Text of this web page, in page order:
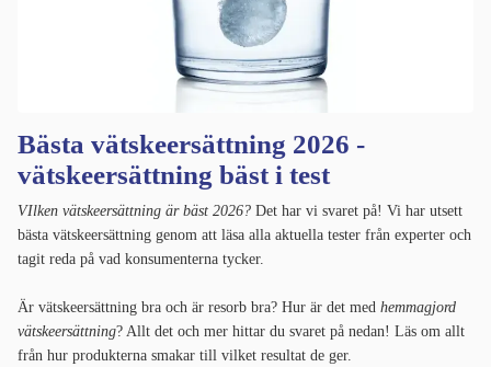
Bästa vätskeersättning 2026 -
vätskeersättning bäst i test
VIlken vätskeersättning är bäst 2026? Det har vi svaret på! Vi har utsett
bästa vätskeersättning genom att läsa alla aktuella tester från experter och
tagit reda på vad konsumenterna tycker.
Är vätskeersättning bra och är resorb bra? Hur är det med hemmagjord
vätskeersättning? Allt det och mer hittar du svaret på nedan! Läs om allt
från hur produkterna smakar till vilket resultat de ger.